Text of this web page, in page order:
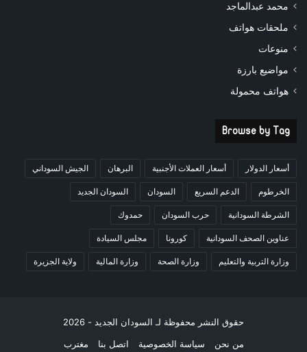
محمد عبدالماجد
ملحقات هواتف
منوعات
مواضيع بارزة
هواتف محمولة
Browse by Tag
أسعار الدولار أسعار العملات الأجنبية البرهان الجيش السوداني
الخرطوم الدعم السريع السودان السودان الجديد
الشرطة السودانية حرب السودان حمدوك
عناوين الصحف السودانية كورونا مجلس السيادة
وزارة التربية والتعليم وزارة الصحة وزارة المالية ولاية الجزيرة
حقوق النشر محفوظة لـ السودان الجديد - 2026
من نحن
سياسة الخصوصية اتصل بنا مغترب